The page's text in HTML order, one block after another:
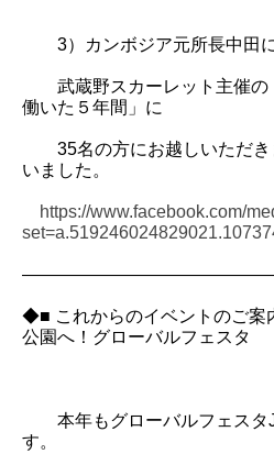
3）カンボジア元所長中田に
武蔵野スカーレット主催の
働いた５年間」に
35名の方にお越しいただき
いました。
https://www.facebook.com/
◆■ これからのイベントのご案
公園へ！グローバルフェスタ
本年もグローバルフェスタ
す。